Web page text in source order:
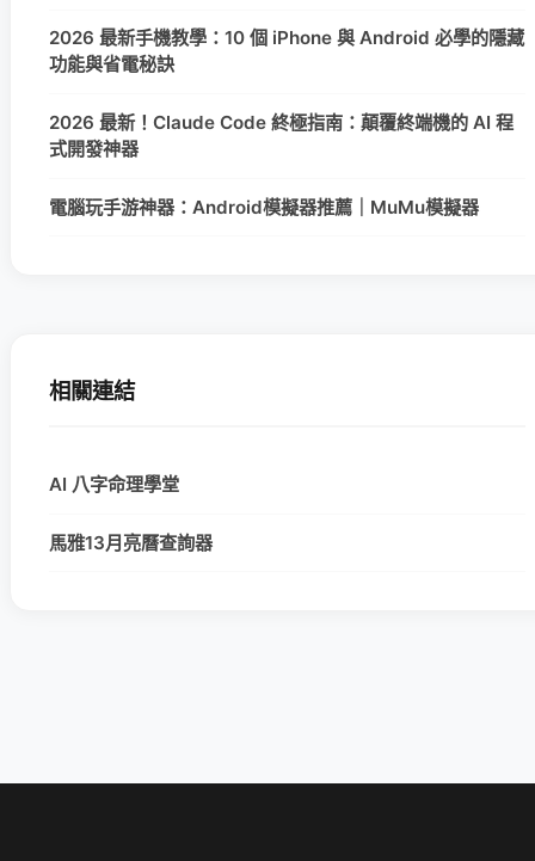
2026 最新手機教學：10 個 iPhone 與 Android 必學的隱藏
功能與省電秘訣
2026 最新！Claude Code 終極指南：顛覆終端機的 AI 程
式開發神器
電腦玩手游神器：Android模擬器推薦｜MuMu模擬器
相關連結
AI 八字命理學堂
馬雅13月亮曆查詢器